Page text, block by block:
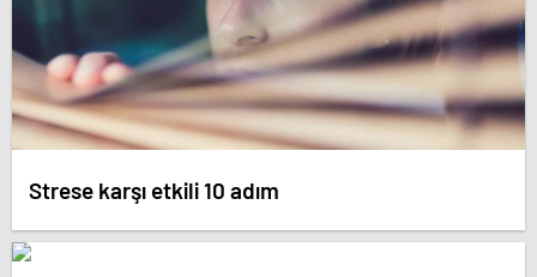
Strese karşı etkili 10 adım